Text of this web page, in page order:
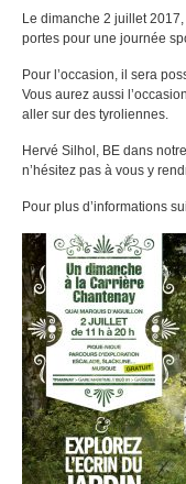
Le dimanche 2 juillet
portes pour une journée
Pour l’occasion, il sera
Vous aurez aussi
aller sur des tyroliennes.
Hervé Silhol, BE dans
n’hésitez pas à vous y
Pour plus d’informations